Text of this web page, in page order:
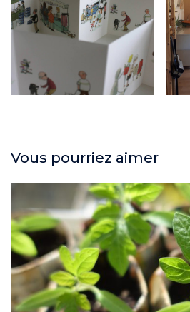
Vous pourriez aimer